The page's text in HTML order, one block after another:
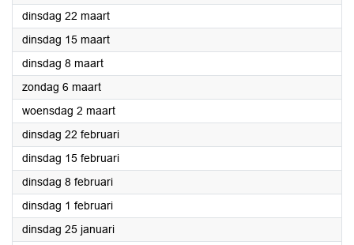
dinsdag 22 maart2022
dinsdag 15 maart2022
dinsdag 8 maart2022
zondag 6 maart2022
woensdag 2 maart2022
dinsdag 22 februari2022
dinsdag 15 februari2022
dinsdag 8 februari2022
dinsdag 1 februari2022
dinsdag 25 januari2022